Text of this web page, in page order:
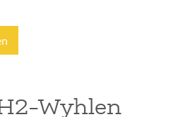
Wyhlen